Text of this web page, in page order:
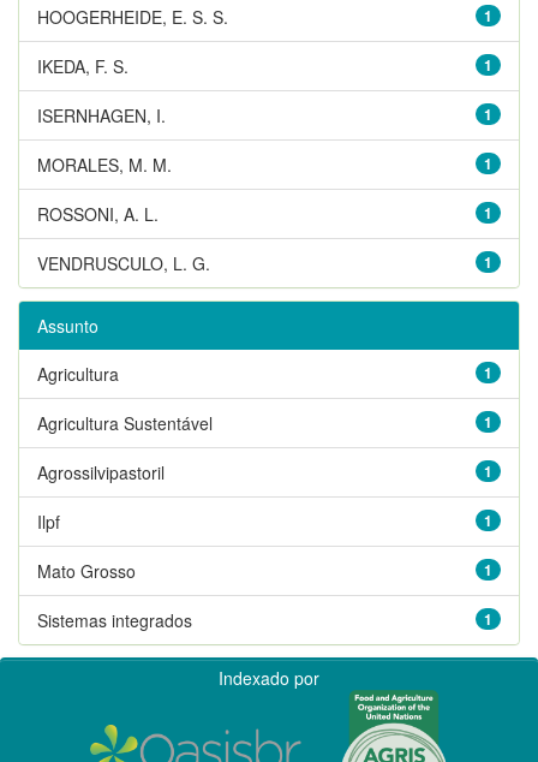
1
HOOGERHEIDE, E. S. S.
1
IKEDA, F. S.
1
ISERNHAGEN, I.
1
MORALES, M. M.
1
ROSSONI, A. L.
1
VENDRUSCULO, L. G.
Assunto
1
Agricultura
1
Agricultura Sustentável
1
Agrossilvipastoril
1
Ilpf
1
Mato Grosso
1
Sistemas integrados
Indexado por